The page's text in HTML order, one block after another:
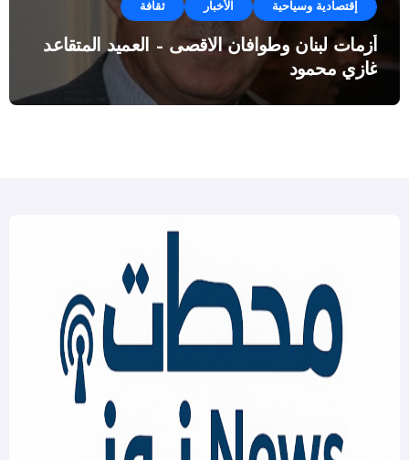
إقتصادية وسياحية الأخبار ثقافة
أزمات لبنان وطوافان الاقصى – العميد المتقاعد
غازي محمود